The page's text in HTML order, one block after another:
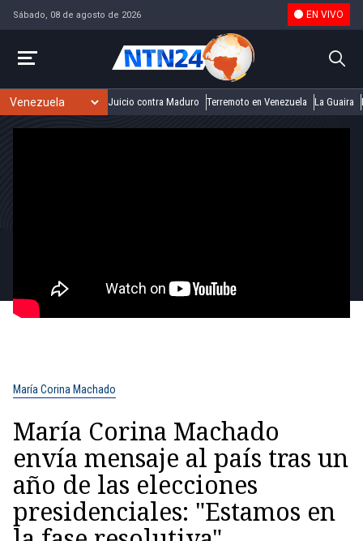
Sábado, 08 de agosto de 2026 EN VIVO
Juicio contra Maduro Terremoto en Venezuela La Guaira
María Corina Machado
María Corina Machado
envía mensaje al país tras un
año de las elecciones
presidenciales: "Estamos en